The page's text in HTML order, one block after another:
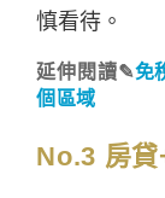
慎看待。
延伸閱讀✎免
個區域
No.3 房